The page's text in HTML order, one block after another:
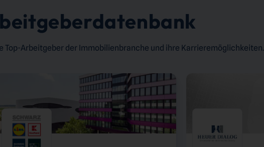
Top-Arbeitgeber der Immobilienbranche und ihre Karrieremöglichkeiten.